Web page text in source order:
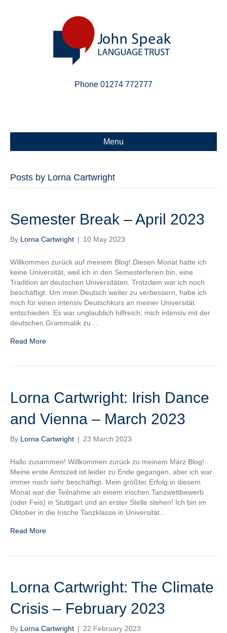
Phone 01274 772777
Menu
Posts by Lorna Cartwright
Semester Break – April 2023
By Lorna Cartwright | 10 May 2023
Willkommen zurück auf meinem Blog! Diesen Monat hatte ich
keine Universität, weil ich in den Semesterferien bin, eine
Tradition an deutschen Universitäten. Trotzdem war ich noch
beschäftigt. Um mein Deutsch weiter zu verbessern, habe ich
mich für einen intensiv Deutschkurs an meiner Universität
entschieden. Es war unglaublich hilfreich, mich intensiv mit der
deutschen Grammatik zu…
Read More
Lorna Cartwright: Irish Dance
and Vienna – March 2023
By Lorna Cartwright | 23 March 2023
Hallo zusammen! Willkommen zurück zu meinem März Blog!
Meine erste Amtszeit ist leider zu Ende gegangen, aber ich war
immer noch sehr beschäftigt. Mein größter Erfolg in diesem
Monat war die Teilnahme an einem irischen Tanzwettbewerb
(oder Feis) in Stuttgart und an erster Stelle stehen! Ich bin im
Oktober in die Irische Tanzklasse in Universität…
Read More
Lorna Cartwright: The Climate
Crisis – February 2023
By Lorna Cartwright | 22 February 2023